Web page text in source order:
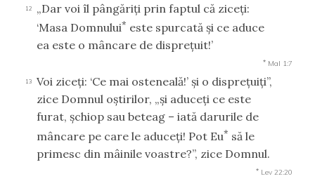
12
„Dar voi îl pângăriţi prin faptul că ziceţi:
‘Masa Domnului* este spurcată şi ce aduce
ea este o mâncare de dispreţuit!’
* Mal 1:7
13
Voi ziceţi: ‘Ce mai osteneală!’ şi o dispreţuiţi”,
zice Domnul oştirilor, „şi aduceţi ce este
furat, şchiop sau beteag – iată darurile de
mâncare pe care le aduceţi! Pot Eu* să le
primesc din mâinile voastre?”, zice Domnul.
* Lev 22:20